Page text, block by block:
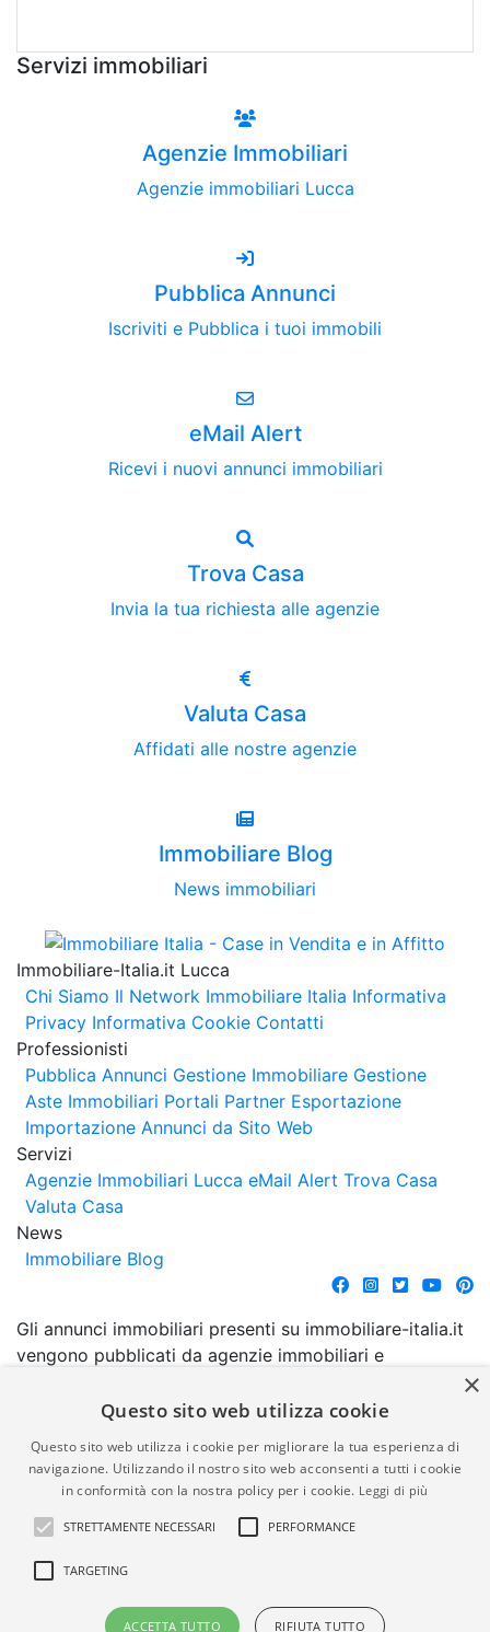
Servizi immobiliari
Agenzie Immobiliari
Agenzie immobiliari Lucca
Pubblica Annunci
Iscriviti e Pubblica i tuoi immobili
eMail Alert
Ricevi i nuovi annunci immobiliari
Trova Casa
Invia la tua richiesta alle agenzie
Valuta Casa
Affidati alle nostre agenzie
Immobiliare Blog
News immobiliari
Immobiliare-Italia.it Lucca
Chi Siamo Il Network Immobiliare Italia Informativa
Privacy Informativa Cookie Contatti
Professionisti
Pubblica Annunci Gestione Immobiliare Gestione
Aste Immobiliari Portali Partner Esportazione
Importazione Annunci da Sito Web
Servizi
Agenzie Immobiliari Lucca eMail Alert Trova Casa
Valuta Casa
News
Immobiliare Blog
Gli annunci immobiliari presenti su immobiliare-italia.it
vengono pubblicati da agenzie immobiliari e
comporta l'approvazione o l'avallo da parte di
garanzia da parte di quest'ultima. immobiliare-italia.it
quindi non è responsabile della veridicità, della
correttezza, della completezza, della normativa in
materia di privacy e/o di alcun altro aspetto dei
suddetti annunci.
© Copyright 2007 - 2026
Powered by
×
Questo sito web utilizza cookie
Questo sito web utilizza i cookie per migliorare la tua esperienza di
navigazione. Utilizzando il nostro sito web acconsenti a tutti i cookie
in conformità con la nostra policy per i cookie. Leggi di più
STRETTAMENTE NECESSARI PERFORMANCE
TARGETING
ACCETTA TUTTO RIFIUTA TUTTO